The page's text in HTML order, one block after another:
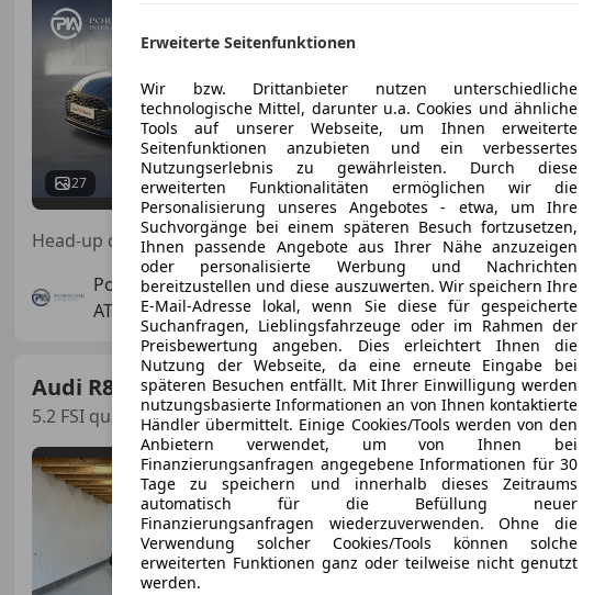
27 06/2023 34 813 km
Porsche St.Pölten
AT-3100 St. Pölten
Audi R8
5.2 FSI quattro "PLUS" CERAMIC*CARBON*RECARO
€ 159 950
Erweiterte Seitenfunktionen
Wir bzw. Drittanbieter nutzen unterschiedliche
technologische Mittel, darunter u.a. Cookies und ähnliche
Tools auf unserer Webseite, um Ihnen erweiterte
Seitenfunktionen anzubieten und ein verbessertes
Nutzungserlebnis zu gewährleisten. Durch diese
erweiterten Funktionalitäten ermöglichen wir die
Personalisierung unseres Angebotes - etwa, um Ihre
Suchvorgänge bei einem späteren Besuch fortzusetzen,
Ihnen passende Angebote aus Ihrer Nähe anzuzeigen
oder personalisierte Werbung und Nachrichten
bereitzustellen und diese auszuwerten. Wir speichern Ihre
E-Mail-Adresse lokal, wenn Sie diese für gespeicherte
Suchanfragen, Lieblingsfahrzeuge oder im Rahmen der
Preisbewertung angeben. Dies erleichtert Ihnen die
Nutzung der Webseite, da eine erneute Eingabe bei
späteren Besuchen entfällt. Mit Ihrer Einwilligung werden
nutzungsbasierte Informationen an von Ihnen kontaktierte
Händler übermittelt. Einige Cookies/Tools werden von den
Anbietern verwendet, um von Ihnen bei
Finanzierungsanfragen angegebene Informationen für 30
Tage zu speichern und innerhalb dieses Zeitraums
automatisch für die Befüllung neuer
Finanzierungsanfragen wiederzuverwenden. Ohne die
Verwendung solcher Cookies/Tools können solche
erweiterten Funktionen ganz oder teilweise nicht genutzt
werden.